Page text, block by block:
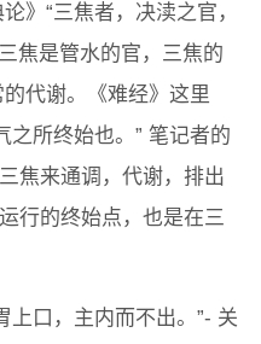
》“三焦者，决渎之官，
焦是管水的官，三焦的
代谢。《难经》这里
之所终始也。” 笔记者的
焦来通调，代谢，排出
行的终始点，也是在三
上口，主内而不出。”- 关